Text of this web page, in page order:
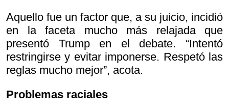
Aquello fue un factor que, a su juicio, incidió
en la faceta mucho más relajada que
presentó Trump en el debate. “Intentó
restringirse y evitar imponerse. Respetó las
reglas mucho mejor”, acota.
Problemas raciales